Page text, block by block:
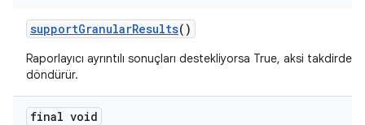
supportGranularResults()
Raporlayıcı ayrıntılı sonuçları destekliyorsa True, aksi takdirde
döndürür.
final void